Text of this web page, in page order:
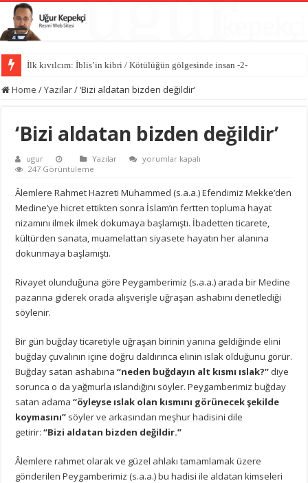
İlk kıvılcım: İblis’in kibri / Kötülüğün gölgesinde insan -2-
Kötülüğün anatomisi / Kötülüğün gölgesinde insan -1-
Home /Yazılar/‘Bizi aldatan bizden değildir’
‘Bizi aldatan bizden değildir’
ugur Yazılar
‘Bizi
değildir’
için
yorumlar kapalı
247 Görüntüleme
Âlemlere Rahmet Hazreti Muhammed (s.a.a.) Efendimiz Mekke’den
Medine’ye hicret ettikten sonra İslam’ın fertten topluma hayat
nizamını ilmek ilmek dokumaya başlamıştı. İbadetten ticarete,
kültürden sanata, muamelattan siyasete hayatın her alanına
dokunmaya başlamıştı.
Rivayet olunduğuna göre Peygamberimiz (s.a.a.) arada bir Medine
pazarına giderek orada alışverişle uğraşan ashabını denetlediği
söylenir.
Bir gün buğday ticaretiyle uğraşan birinin yanına geldiğinde elini
buğday çuvalının içine doğru daldırınca elinin ıslak olduğunu görür.
Buğday satan ashabına“neden buğdayın alt kısmı ıslak?” diye
sorunca o da yağmurla ıslandığını söyler. Peygamberimiz buğday
satan adama“öyleyse ıslak olan kısmını görünecek şekilde
koymasını” söyler ve arkasından meşhur hadisini dile
getirir:“Bizi aldatan bizden değildir.”
Âlemlere rahmet olarak ve güzel ahlakı tamamlamak üzere
gönderilen Peygamberimiz (s.a.a.) bu hadisi ile aldatan kimseleri